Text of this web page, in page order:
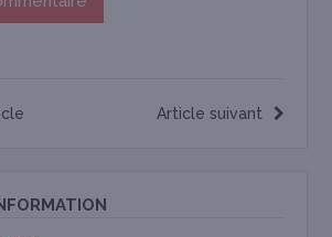
Article suivant